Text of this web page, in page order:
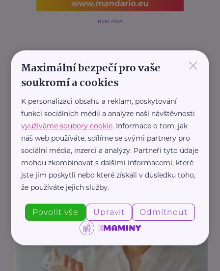
REKLAMA
Další články
Cosmee Vision s. r. o.
Nejlepší přírodní oleje pro unavenou maminku:
Péče o pleť do pěti minut
Krása
×
Maximální bezpečí pro vaše
soukromí a cookies
K personalizaci obsahu a reklam, poskytování
funkcí sociálních médií a analýze naší návštěvnosti
využíváme soubory cookie. Informace o tom, jak
náš web používáte, sdílíme se svými partnery pro
sociální média, inzerci a analýzy. Partneři tyto údaje
mohou zkombinovat s dalšími informacemi, které
jste jim poskytli nebo které získali v důsledku toho,
že používáte jejich služby.
Povolit vše Upravit Odmítnout